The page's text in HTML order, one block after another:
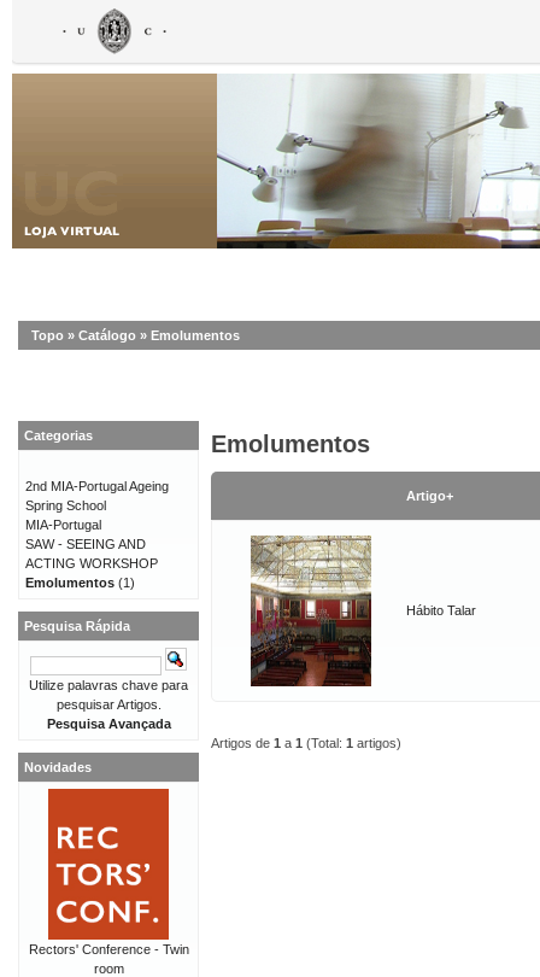
Topo » Catálogo » Emolumentos
Emolumentos
Artigo+
Hábito Talar
Artigos de 1 a 1 (Total: 1 artigos)
Categorias
2nd MIA-Portugal Ageing
Spring School
MIA-Portugal
SAW - SEEING AND
ACTING WORKSHOP
Emolumentos (1)
Pesquisa Rápida
Utilize palavras chave para
pesquisar Artigos.
Pesquisa Avançada
Novidades
Rectors' Conference - Twin
room